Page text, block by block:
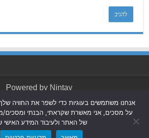
Powered by Nintay
© כל הזכויות שמורות 2026, חולון בת ים-ניוז.
חדשות בת ים-חולון|חדשות רמת גן-
אונו|תקנון אתר ומדיניות
אנחנו משתמשים בעוגיות כדי לשפר את החוויה
על מסכים, אני מאשרת שקראתי, הבנתי ומסכים/
של האתר ולעיבוד המידע האישי